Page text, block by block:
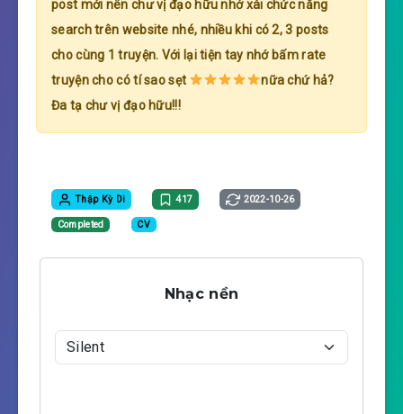
post mới nên chư vị đạo hữu nhớ xài chức năng
search trên website nhé, nhiều khi có 2, 3 posts
cho cùng 1 truyện. Với lại tiện tay nhớ bấm rate
truyện cho có tí sao sẹt
nữa chứ hả?
Đa tạ chư vị đạo hữu!!!
Thập Kỳ Di 417 2022-10-26
Completed CV
Nhạc nền